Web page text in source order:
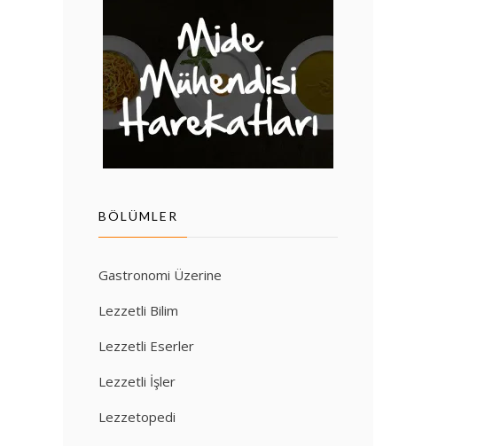
BÖLÜMLER
Gastronomi Üzerine
Lezzetli Bilim
Lezzetli Eserler
Lezzetli İşler
Lezzetopedi